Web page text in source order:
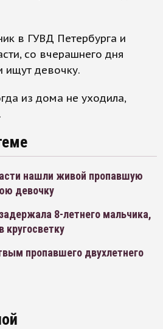
в ГУВД Петербурга и
со вчерашнего дня
ищут девочку.
из дома не уходила,
нашли живой пропавшую
девочку
8-летнего мальчика,
пропавшего двухлетнего